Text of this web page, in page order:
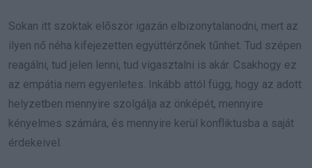
Sokan itt szoktak először igazán elbizonytalanodni, mert az
ilyen nő néha kifejezetten együttérzőnek tűnhet. Tud szépen
reagálni, tud jelen lenni, tud vigasztalni is akár. Csakhogy ez
az empátia nem egyenletes. Inkább attól függ, hogy az adott
helyzetben mennyire szolgálja az önképét, mennyire
kényelmes számára, és mennyire kerül konfliktusba a saját
érdekeivel.